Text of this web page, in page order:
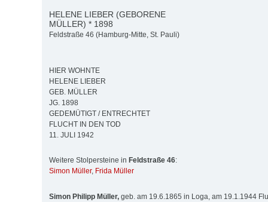
HELENE LIEBER (GEBORENE
MÜLLER) * 1898
Feldstraße 46 (Hamburg-Mitte, St. Pauli)
HIER WOHNTE
HELENE LIEBER
GEB. MÜLLER
JG. 1898
GEDEMÜTIGT / ENTRECHTET
FLUCHT IN DEN TOD
11. JULI 1942
Weitere Stolpersteine in Feldstraße 46:
Simon Müller, Frida Müller
Simon Philipp Müller, geb. am 19.6.1865 in Loga, am 19.1.1944